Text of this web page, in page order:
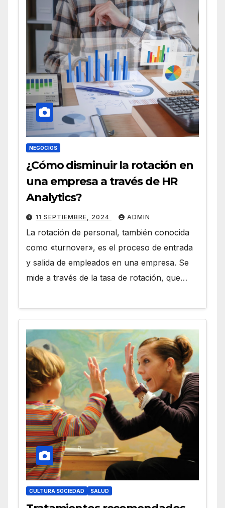
NEGOCIOS
¿Cómo disminuir la rotación en
una empresa a través de HR
Analytics?
11 SEPTIEMBRE, 2024 ADMIN
La rotación de personal, también conocida
como «turnover», es el proceso de entrada
y salida de empleados en una empresa. Se
mide a través de la tasa de rotación, que…
CULTURA SOCIEDAD SALUD